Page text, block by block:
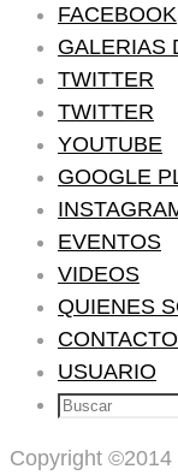
FACEBOOK
GALERIAS
TWITTER
TWITTER
YOUTUBE
GOOGLE
EVENTOS
VIDEOS
QUIENES
CONTACTO
USUARIO
Buscar:
Copyright ©2014